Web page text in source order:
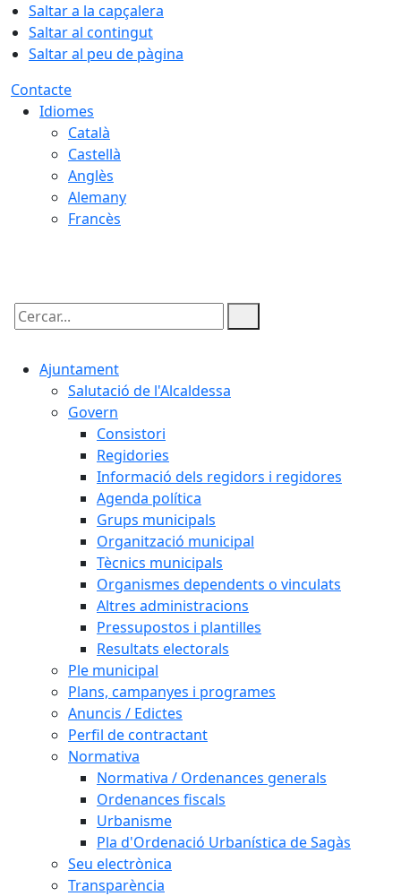
Saltar a la capçalera
Saltar al contingut
Saltar al peu de pàgina
Contacte
Idiomes
Català
Castellà
Anglès
Alemany
Francès
Cercar:
Ajuntament
Salutació de l'Alcaldessa
Govern
Consistori
Regidories
Informació dels regidors i regidores
Agenda política
Grups municipals
Organització municipal
Tècnics municipals
Organismes dependents o vinculats
Altres administracions
Pressupostos i plantilles
Resultats electorals
Ple municipal
Plans, campanyes i programes
Anuncis / Edictes
Perfil de contractant
Normativa
Normativa / Ordenances generals
Ordenances fiscals
Urbanisme
Pla d'Ordenació Urbanística de Sagàs
Seu electrònica
Transparència